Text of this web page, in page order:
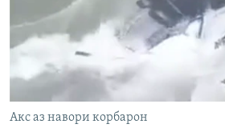
Акс аз навори корбарон